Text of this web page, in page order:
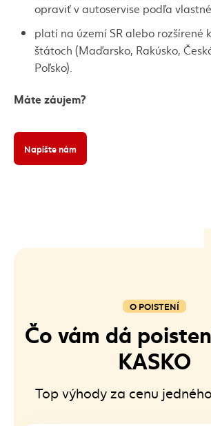
opraviť v autoservise podľa
platí na území SR alebo rozšírené
štátoch (Maďarsko, Rakúsko,
Poľsko).
Máte záujem?
Napíšte nám
O POISTENÍ
Čo vám dá
KASKO
Top výhody za cenu